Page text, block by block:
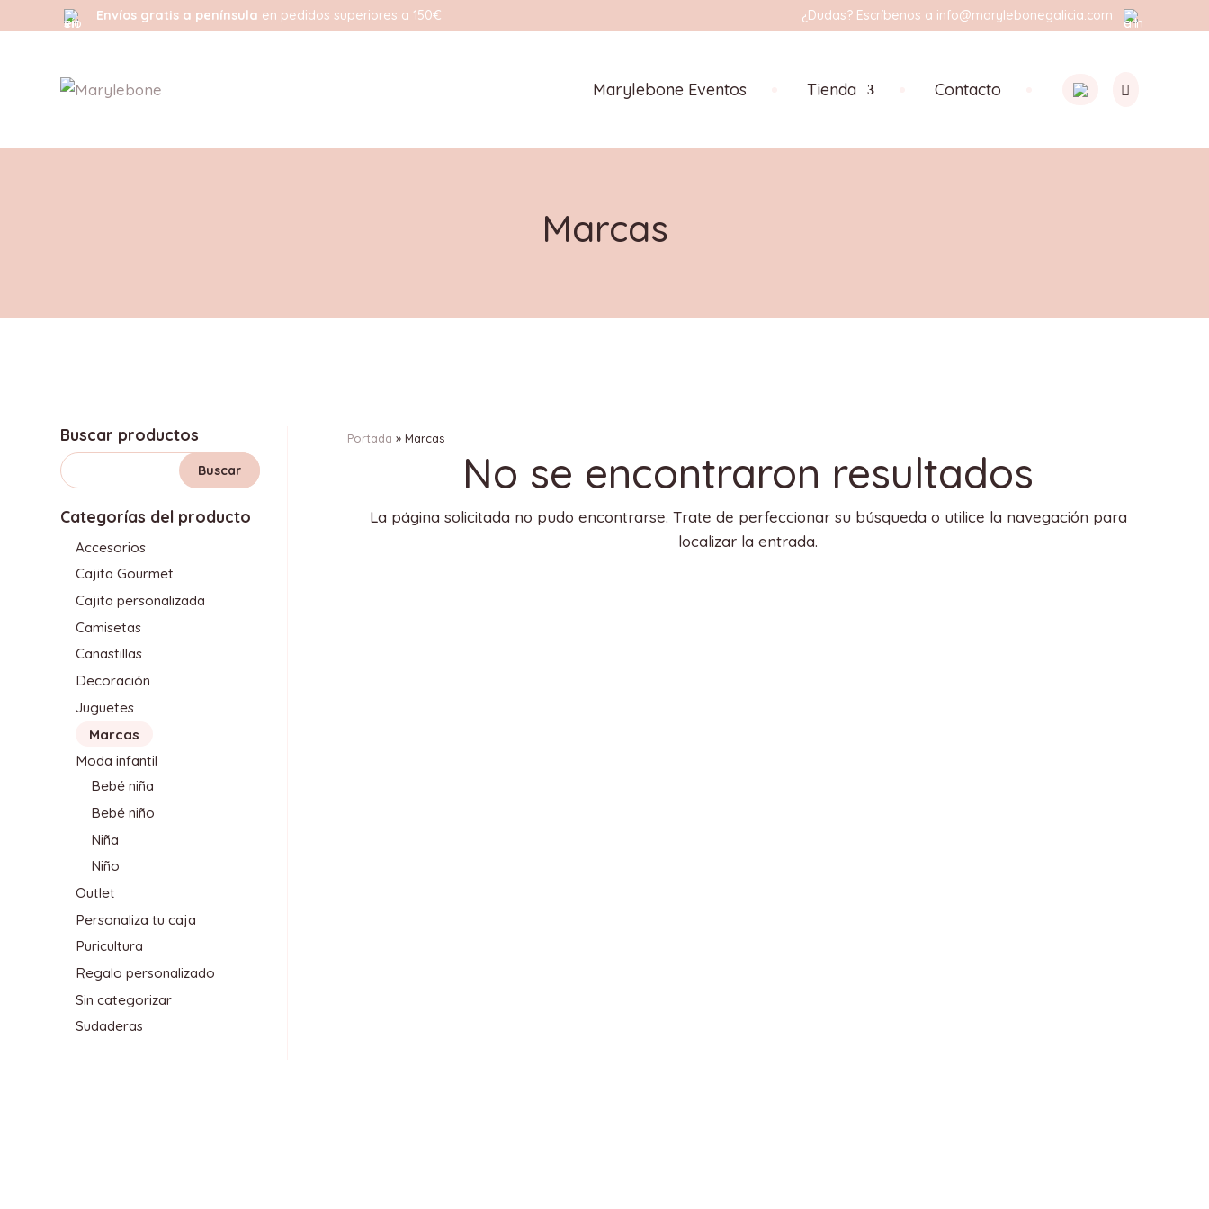
Envíos gratis a península en pedidos superiores a 150€ ¿Dudas? Escríbenos a info@marylebonegalicia.com
Marylebone Eventos Tienda Contacto
Marcas
Buscar productos
Categorías del producto
Accesorios
Cajita Gourmet
Cajita personalizada
Camisetas
Canastillas
Decoración
Juguetes
Marcas
Moda infantil
Bebé niña
Bebé niño
Niña
Niño
Outlet
Personaliza tu caja
Puricultura
Regalo personalizado
Sin categorizar
Sudaderas
Portada »Marcas
No se encontraron resultados
La página solicitada no pudo encontrarse. Trate de perfeccionar su búsqueda o utilice la navegación para
localizar la entrada.